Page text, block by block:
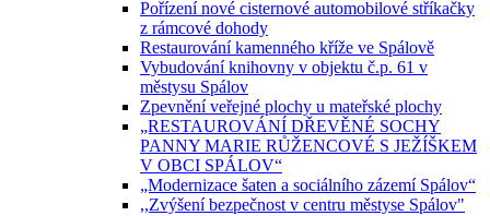
Pořízení nové cisternové automobilové stříkačky
z rámcové dohody
Restaurování kamenného kříže ve Spálově
Vybudování knihovny v objektu č.p. 61 v
městysu Spálov
Zpevnění veřejné plochy u mateřské plochy
„RESTAUROVÁNÍ DŘEVĚNÉ SOCHY
PANNY MARIE RŮŽENCOVÉ S JEŽÍŠKEM
V OBCI SPÁLOV“
„Modernizace šaten a sociálního zázemí Spálov“
,,Zvýšení bezpečnost v centru městyse Spálov"